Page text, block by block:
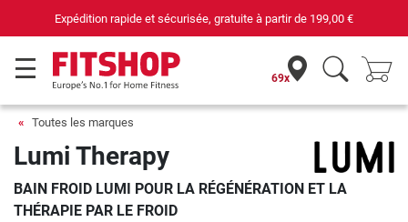
Expédition rapide et sécurisée, gratuite à partir de 199,00 €
69x
Toutes les marques
Lumi Therapy
BAIN FROID LUMI POUR LA RÉGÉNÉRATION ET LA
THÉRAPIE PAR LE FROID